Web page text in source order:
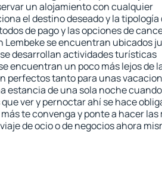
un alojamiento con cualquier
el destino deseado y la tipología
de pago y las opciones de
Lembeke se encuentran ubicados
desarrollan actividades turísticas
encuentran un poco más lejos de
perfectos tanto para unas
estancia de una sola noche
ver y pernoctar ahí se hace
más te convenga y ponte a hacer
de ocio o de negocios ahora